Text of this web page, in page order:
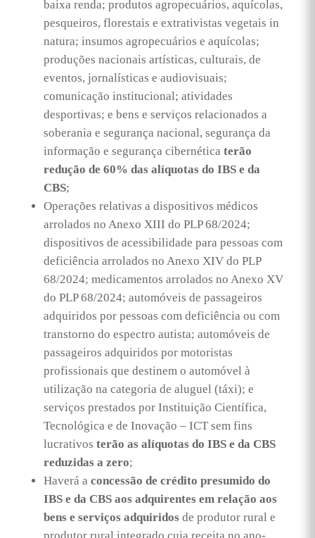
baixa renda; produtos agropecuários, aquícolas,
pesqueiros, florestais e extrativistas vegetais in
natura; insumos agropecuários e aquícolas;
produções nacionais artísticas, culturais, de
eventos, jornalísticas e audiovisuais;
comunicação institucional; atividades
desportivas; e bens e serviços relacionados a
soberania e segurança nacional, segurança da
informação e segurança cibernética terão
redução de 60% das alíquotas do IBS e da
CBS;
Operações relativas a dispositivos médicos
arrolados no Anexo XIII do PLP 68/2024;
dispositivos de acessibilidade para pessoas com
deficiência arrolados no Anexo XIV do PLP
68/2024; medicamentos arrolados no Anexo XV
do PLP 68/2024; automóveis de passageiros
adquiridos por pessoas com deficiência ou com
transtorno do espectro autista; automóveis de
passageiros adquiridos por motoristas
profissionais que destinem o automóvel à
utilização na categoria de aluguel (táxi); e
serviços prestados por Instituição Científica,
Tecnológica e de Inovação – ICT sem fins
lucrativos terão as alíquotas do IBS e da CBS
reduzidas a zero;
Haverá a concessão de crédito presumido do
IBS e da CBS aos adquirentes em relação aos
bens e serviços adquiridosde produtor rural e